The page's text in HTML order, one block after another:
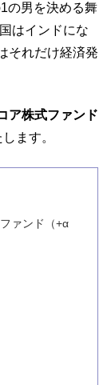
の男を決める舞
はインドにな
それだけ経済発
ア株式ファンド
ます。
ァンド（+α